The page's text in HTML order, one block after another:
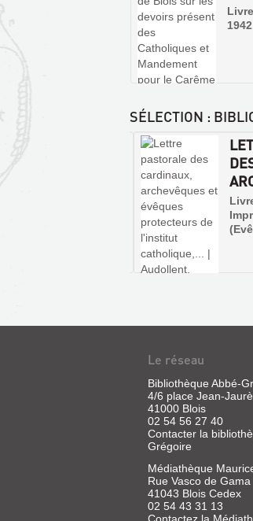
1942
SÉLECTION :
Le réseau
Bibliothèque Abbé-
4/6 place Jean-
41000 Blois
02 54 56 27 40
Contacter la
Grégoire
Médiathèque
Rue Vasco de Gama
41043 Blois Cedex
02 54 43 31 13